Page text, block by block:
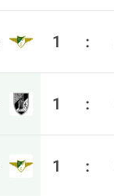
1 :
1 :
1 :